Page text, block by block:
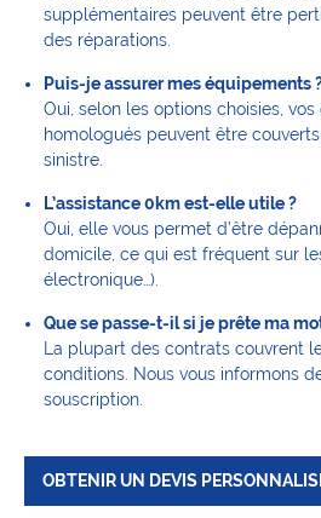
supplémentaires peuvent être
des réparations.
Puis-je assurer mes équipements
Oui, selon les options choisies,
homologués peuvent être
sinistre.
L’assistance 0km est-elle utile ?
Oui, elle vous permet d’être
domicile, ce qui est fréquent sur
électronique…).
Que se passe-t-il si je prête ma
La plupart des contrats couvrent
conditions. Nous vous informons
souscription.
OBTENIR UN DEVIS